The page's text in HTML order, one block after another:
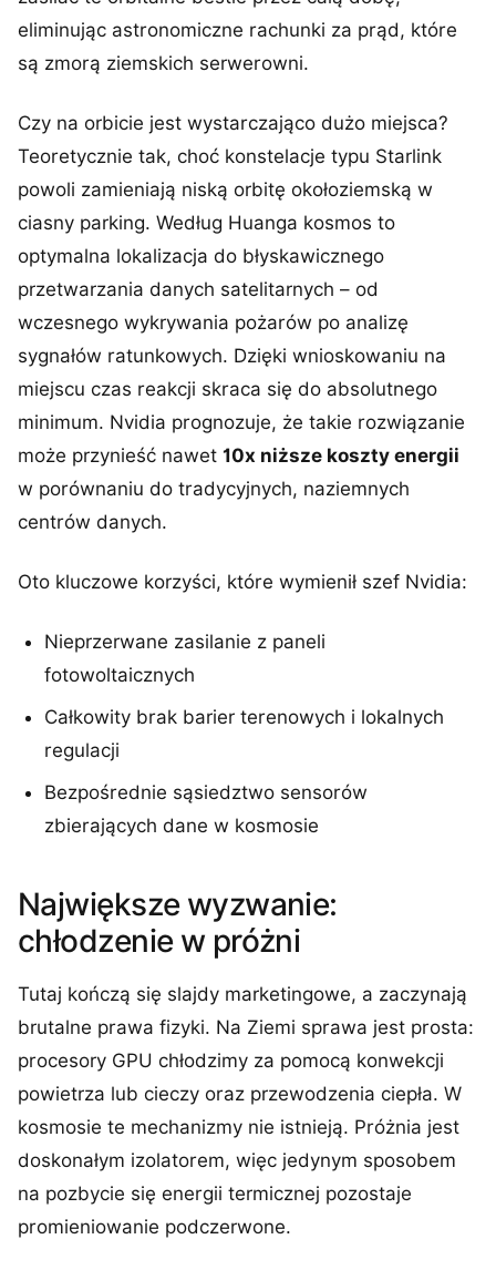
eliminując astronomiczne rachunki za prąd, które
są zmorą ziemskich serwerowni.
Czy na orbicie jest wystarczająco dużo miejsca?
Teoretycznie tak, choć konstelacje typu Starlink
powoli zamieniają niską orbitę okołoziemską w
ciasny parking. Według Huanga kosmos to
optymalna lokalizacja do błyskawicznego
przetwarzania danych satelitarnych – od
wczesnego wykrywania pożarów po analizę
sygnałów ratunkowych. Dzięki wnioskowaniu na
miejscu czas reakcji skraca się do absolutnego
minimum. Nvidia prognozuje, że takie rozwiązanie
może przynieść nawet 10x niższe koszty energii
w porównaniu do tradycyjnych, naziemnych
centrów danych.
Oto kluczowe korzyści, które wymienił szef Nvidia:
Nieprzerwane zasilanie z paneli
fotowoltaicznych
Całkowity brak barier terenowych i lokalnych
regulacji
Bezpośrednie sąsiedztwo sensorów
zbierających dane w kosmosie
Największe wyzwanie:
chłodzenie w próżni
Tutaj kończą się slajdy marketingowe, a zaczynają
brutalne prawa fizyki. Na Ziemi sprawa jest prosta:
procesory GPU chłodzimy za pomocą konwekcji
powietrza lub cieczy oraz przewodzenia ciepła. W
kosmosie te mechanizmy nie istnieją. Próżnia jest
doskonałym izolatorem, więc jedynym sposobem
na pozbycie się energii termicznej pozostaje
promieniowanie podczerwone.